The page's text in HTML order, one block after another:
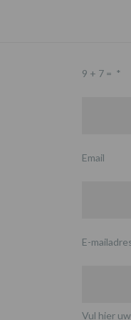
9 + 7 = *
Email
E-
Vul hier